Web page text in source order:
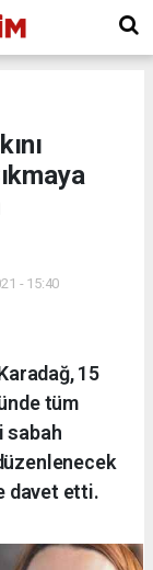
- 15:40
15
tüm
sabah
davet etti.